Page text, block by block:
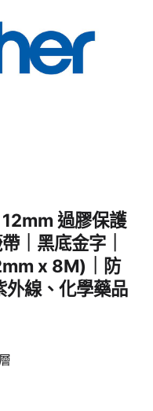
過膠保護
｜黑底金字｜
x 8M)｜防
外線、化學藥品